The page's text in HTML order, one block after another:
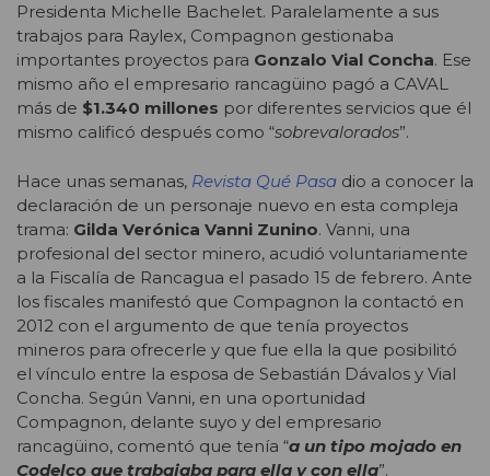
Presidenta Michelle Bachelet. Paralelamente a sus
trabajos para Raylex, Compagnon gestionaba
importantes proyectos para Gonzalo Vial Concha. Ese
mismo año el empresario rancagüino pagó a CAVAL
más de $1.340 millones por diferentes servicios que él
mismo calificó después como “sobrevalorados”.
Hace unas semanas, Revista Qué Pasa dio a conocer la
declaración de un personaje nuevo en esta compleja
trama: Gilda Verónica Vanni Zunino. Vanni, una
profesional del sector minero, acudió voluntariamente
a la Fiscalía de Rancagua el pasado 15 de febrero. Ante
los fiscales manifestó que Compagnon la contactó en
2012 con el argumento de que tenía proyectos
mineros para ofrecerle y que fue ella la que posibilitó
el vínculo entre la esposa de Sebastián Dávalos y Vial
Concha. Según Vanni, en una oportunidad
Compagnon, delante suyo y del empresario
rancagüino, comentó que tenía “a un tipo mojado en
Codelco que trabajaba para ella y con ella”.